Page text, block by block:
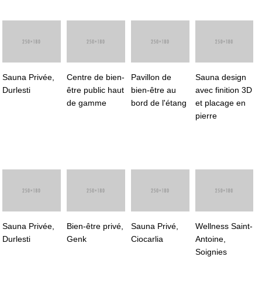
Sauna Privée,
Durlesti
Centre de bien-
être public haut
de gamme
Pavillon de
bien-être au
bord de l'étang
Sauna design
avec finition 3D
et placage en
pierre
Sauna Privée,
Durlesti
Bien-être privé,
Genk
Sauna Privé,
Ciocarlia
Wellness Saint-
Antoine,
Soignies